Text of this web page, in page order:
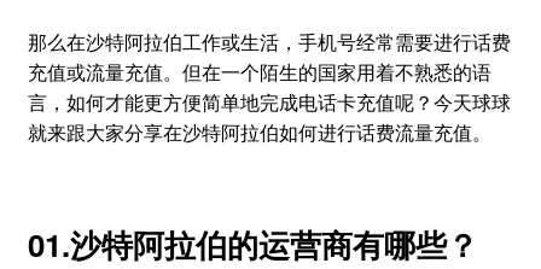
那么在沙特阿拉伯工作或生活，手机号经常需要进行话费
充值或流量充值。但在一个陌生的国家用着不熟悉的语
言，如何才能更方便简单地完成电话卡充值呢？今天球球
就来跟大家分享在沙特阿拉伯如何进行话费流量充值。
01.沙特阿拉伯的运营商有哪些？